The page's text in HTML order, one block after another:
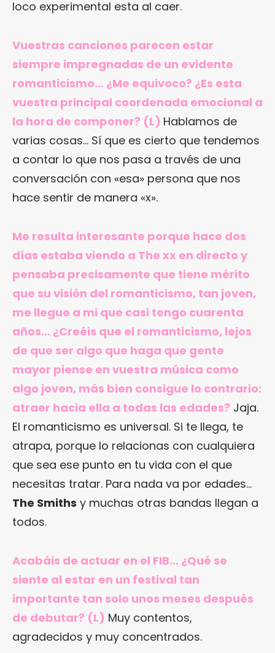
loco experimental esta al caer.
Vuestras canciones parecen estar
siempre impregnadas de un evidente
romanticismo… ¿Me equivoco? ¿Es esta
vuestra principal coordenada emocional a
la hora de componer? (L) Hablamos de
varias cosas… Sí que es cierto que tendemos
a contar lo que nos pasa a través de una
conversación con «esa» persona que nos
hace sentir de manera «x».
Me resulta interesante porque hace dos
días estaba viendo a The xx en directo y
pensaba precisamente que tiene mérito
que su visión del romanticismo, tan joven,
me llegue a mi que casi tengo cuarenta
años… ¿Creéis que el romanticismo, lejos
de que ser algo que haga que gente
mayor piense en vuestra música como
algo joven, más bien consigue lo contrario:
atraer hacia ella a todas las edades? Jaja.
El romanticismo es universal. Si te llega, te
atrapa, porque lo relacionas con cualquiera
que sea ese punto en tu vida con el que
necesitas tratar. Para nada va por edades…
The Smiths y muchas otras bandas llegan a
todos.
Acabáis de actuar en el FIB… ¿Qué se
siente al estar en un festival tan
importante tan solo unos meses después
de debutar? (L) Muy contentos,
agradecidos y muy concentrados.